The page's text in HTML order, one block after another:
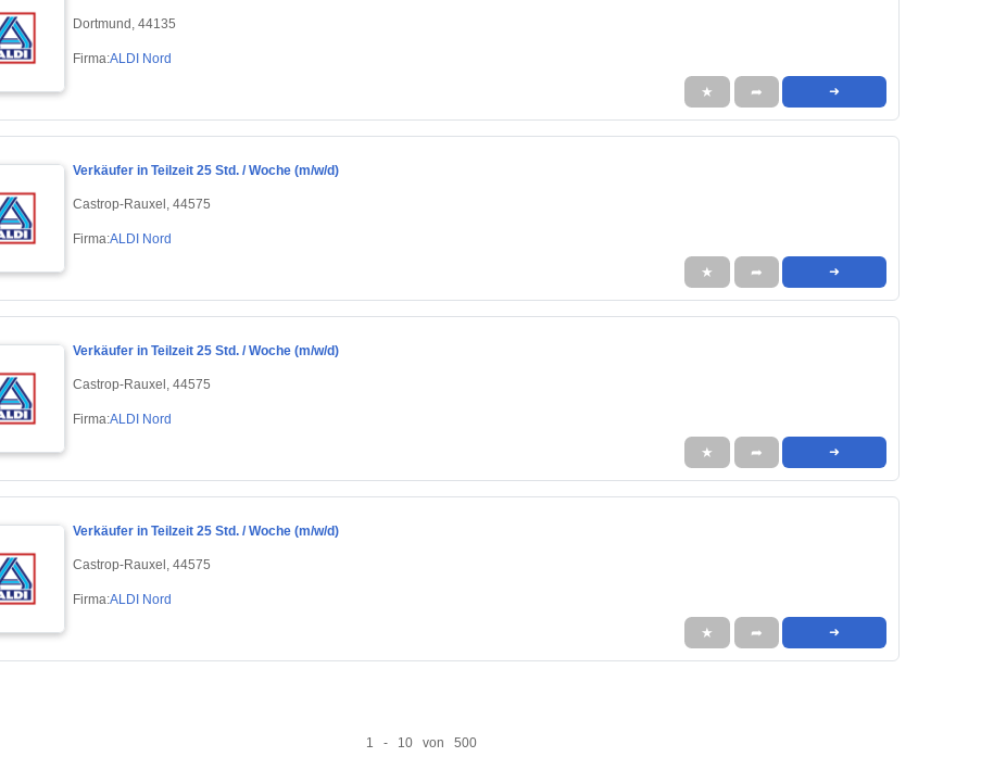
Dortmund, 44135
Firma:ALDI Nord
★ ➦ ➜
Verkäufer in Teilzeit 25 Std. / Woche (m/w/d)
Castrop-Rauxel, 44575
Firma:ALDI Nord
★ ➦ ➜
Verkäufer in Teilzeit 25 Std. / Woche (m/w/d)
Castrop-Rauxel, 44575
Firma:ALDI Nord
★ ➦ ➜
Verkäufer in Teilzeit 25 Std. / Woche (m/w/d)
Castrop-Rauxel, 44575
Firma:ALDI Nord
★ ➦ ➜
1 - 10 von 500